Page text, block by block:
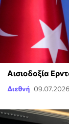
Αισιοδοξία
Διεθνή